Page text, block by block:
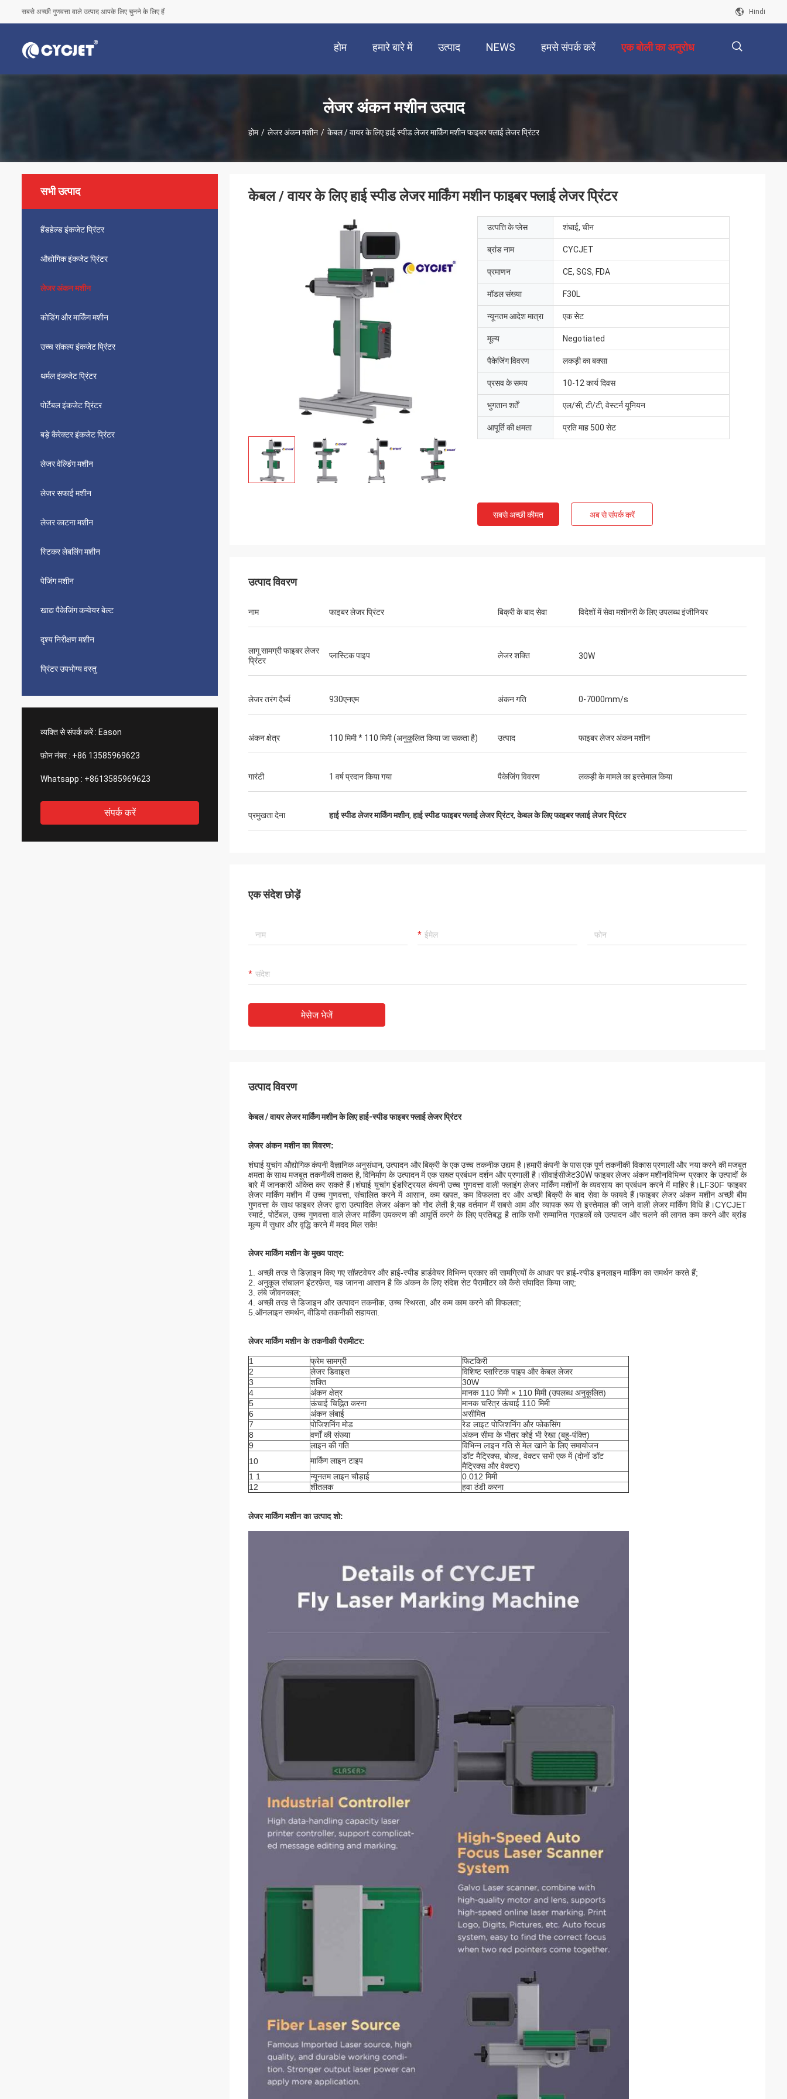
सबसे अच्छी गुणवत्ता वाले उत्पाद आपके लिए चुनने के लिए हैं Hindi
होम हमारे बारे में उत्पाद NEWS हमसे संपर्क करें एक बोली का अनुरोध
लेजर अंकन मशीन उत्पाद
होम / लेजर अंकन मशीन / केबल / वायर के लिए हाई स्पीड लेजर मार्किंग मशीन फाइबर फ्लाई लेजर प्रिंटर
सभी उत्पाद
हैंडहेल्ड इंकजेट प्रिंटर
औद्योगिक इंकजेट प्रिंटर
लेजर अंकन मशीन
कोडिंग और मार्किंग मशीन
उच्च संकल्प इंकजेट प्रिंटर
थर्मल इंकजेट प्रिंटर
पोर्टेबल इंकजेट प्रिंटर
बड़े कैरेक्टर इंकजेट प्रिंटर
लेजर वेल्डिंग मशीन
लेजर सफाई मशीन
लेजर काटना मशीन
स्टिकर लेबलिंग मशीन
पेजिंग मशीन
खाद्य पैकेजिंग कन्वेयर बेल्ट
दृश्य निरीक्षण मशीन
प्रिंटर उपभोग्य वस्तु
व्यक्ति से संपर्क करें : Eason
फ़ोन नंबर : +86 13585969623
Whatsapp : +8613585969623
संपर्क करें
केबल / वायर के लिए हाई स्पीड लेजर मार्किंग मशीन फाइबर फ्लाई लेजर प्रिंटर
उत्पत्ति के प्लेस शंघाई, चीन
ब्रांड नाम CYCJET
प्रमाणन CE, SGS, FDA
मॉडल संख्या F30L
न्यूनतम आदेश मात्रा एक सेट
मूल्य Negotiated
पैकेजिंग विवरण लकड़ी का बक्सा
प्रसव के समय 10-12 कार्य दिवस
भुगतान शर्तें एल/सी, टी/टी, वेस्टर्न यूनियन
आपूर्ति की क्षमता प्रति माह 500 सेट
सबसे अच्छी कीमत अब से संपर्क करें
उत्पाद विवरण
नाम फाइबर लेजर प्रिंटर बिक्री के बाद सेवा विदेशों में सेवा मशीनरी के लिए उपलब्ध इंजीनियर
लागू सामग्री फाइबर लेजर
प्रिंटर
प्लास्टिक पाइप लेजर शक्ति 30W
लेजर तरंग दैर्ध्य 930एनएम अंकन गति 0-7000mm/s
अंकन क्षेत्र 110 मिमी * 110 मिमी (अनुकूलित किया जा सकता है) उत्पाद फाइबर लेजर अंकन मशीन
गारंटी 1 वर्ष प्रदान किया गया पैकेजिंग विवरण लकड़ी के मामले का इस्तेमाल किया
प्रमुखता देना हाई स्पीड लेजर मार्किंग मशीन,हाई स्पीड फाइबर फ्लाई लेजर प्रिंटर,केबल के लिए फाइबर फ्लाई लेजर प्रिंटर
एक संदेश छोड़ें
मेसेज भेजें
उत्पाद विवरण
केबल / वायर लेजर मार्किंग मशीन के लिए हाई-स्पीड फाइबर फ्लाई लेजर प्रिंटर
लेजर अंकन मशीन का विवरण:
शंघाई युचांग औद्योगिक कंपनी वैज्ञानिक अनुसंधान, उत्पादन और बिक्री के एक उच्च तकनीक उद्यम है।हमारी कंपनी के पास एक पूर्ण तकनीकी विकास प्रणाली और नया करने की मजबूत
क्षमता के साथ मजबूत तकनीकी ताकत है, विनिर्माण के उत्पादन में एक सख्त प्रबंधन दर्शन और प्रणाली है।सीवाईसीजेट30W फाइबर लेजर अंकन मशीनविभिन्न प्रकार के उत्पादों के
बारे में जानकारी अंकित कर सकते हैं।शंघाई युचांग इंडस्ट्रियल कंपनी उच्च गुणवत्ता वाली फ्लाइंग लेजर मार्किंग मशीनों के व्यवसाय का प्रबंधन करने में माहिर है।LF30F फाइबर
लेजर मार्किंग मशीन में उच्च गुणवत्ता, संचालित करने में आसान, कम खपत, कम विफलता दर और अच्छी बिक्री के बाद सेवा के फायदे हैं।फाइबर लेजर अंकन मशीन अच्छी बीम
गुणवत्ता के साथ फाइबर लेजर द्वारा उत्पादित लेजर अंकन को गोद लेती है;यह वर्तमान में सबसे आम और व्यापक रूप से इस्तेमाल की जाने वाली लेजर मार्किंग विधि है।CYCJET
स्मार्ट, पोर्टेबल, उच्च गुणवत्ता वाले लेजर मार्किंग उपकरण की आपूर्ति करने के लिए प्रतिबद्ध है ताकि सभी सम्मानित ग्राहकों को उत्पादन और चलने की लागत कम करने और ब्रांड
मूल्य में सुधार और वृद्धि करने में मदद मिल सके!
लेजर मार्किंग मशीन के मुख्य पात्र:
1. अच्छी तरह से डिज़ाइन किए गए सॉफ़्टवेयर और हाई-स्पीड हार्डवेयर विभिन्न प्रकार की सामग्रियों के आधार पर हाई-स्पीड इनलाइन मार्किंग का समर्थन करते हैं;
2. अनुकूल संचालन इंटरफ़ेस, यह जानना आसान है कि अंकन के लिए संदेश सेट पैरामीटर को कैसे संपादित किया जाए;
3. लंबे जीवनकाल;
4. अच्छी तरह से डिजाइन और उत्पादन तकनीक, उच्च स्थिरता, और कम काम करने की विफलता;
5. ऑनलाइन समर्थन, वीडियो तकनीकी सहायता.
लेजर मार्किंग मशीन के तकनीकी पैरामीटर:
1 फ्रेम सामग्री
फिटकिरी
2
लेजर डिवाइस
विशिष्ट प्लास्टिक पाइप और केबल लेजर
3
शक्ति
30W
4
अंकन क्षेत्र
मानक 110 मिमी × 110 मिमी (उपलब्ध अनुकूलित)
5
ऊंचाई चिह्नित करना
मानक चरित्र ऊंचाई 110 मिमी
6
अंकन लंबाई
असीमित
7
पोजिशनिंग मोड
रेड लाइट पोजिशनिंग और फोकसिंग
8
वर्णों की संख्या
अंकन सीमा के भीतर कोई भी रेखा (बहु-पंक्ति)
9
लाइन की गति
विभिन्न लाइन गति से मेल खाने के लिए समायोजन
10
मार्किंग लाइन टाइप
डॉट मैट्रिक्स, बोल्ड, वेक्टर सभी एक में (दोनों डॉट
मैट्रिक्स और वेक्टर)
1 1
न्यूनतम लाइन चौड़ाई
0.012 मिमी
12
शीतलक हवा ठंडी करना
लेजर मार्किंग मशीन का उत्पाद शो: